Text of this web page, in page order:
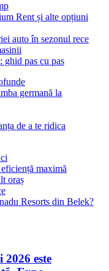
Rent și alte opțiuni
auto în sezonul rece
ghid pas cu pas
germană la
de a te ridica
maximă
oraș
Resorts din Belek?
este